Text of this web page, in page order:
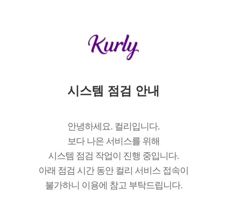
시스템 점검 안내
안녕하세요. 컬리입니다.
보다 나은 서비스를 위해
시스템 점검 작업이 진행 중입니다.
아래 점검 시간 동안 컬리 서비스 접속이
불가하니 이용에 참고 부탁드립니다.